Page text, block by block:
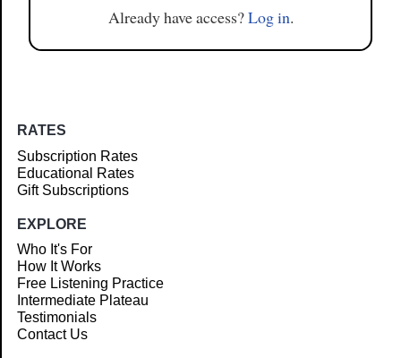
Already have access?Log in.
RATES
Subscription Rates
Educational Rates
Gift Subscriptions
EXPLORE
Who It's For
How It Works
Free Listening Practice
Intermediate Plateau
Testimonials
Contact Us